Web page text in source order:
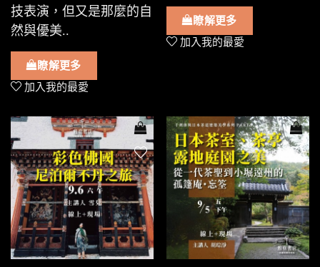
技表演，但又是那麼的自
然與優美..
瞭解更多
加入我的最愛
瞭解更多
加入我的最愛